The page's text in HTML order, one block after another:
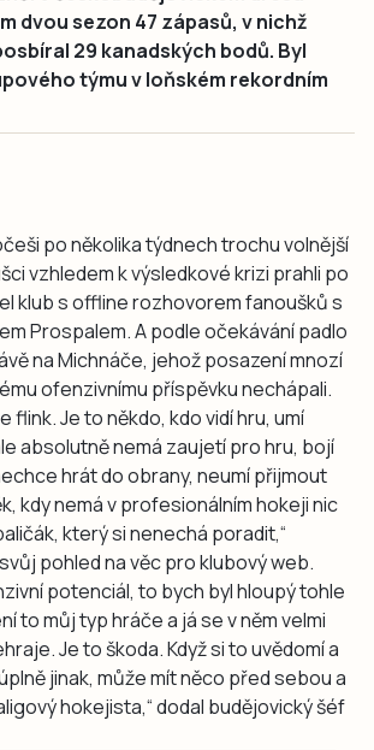
dvou sezon 47 zápasů, v nichž
29 kanadských bodů. Byl
týmu v loňském rekordním
po několika týdnech trochu volnější
vzhledem k výsledkové krizi prahli po
klub s offline rozhovorem fanoušků s
Prospalem. A podle očekávání padlo
na Michnáče, jehož posazení mnozí
ofenzivnímu příspěvku nechápali.
flink. Je to někdo, kdo vidí hru, umí
absolutně nemá zaujetí pro hru, bojí
hrát do obrany, neumí přijmout
kdy nemá v profesionálním hokeji nic
který si nenechá poradit,“
pohled na věc pro klubový web.
potenciál, to bych byl hloupý tohle
to můj typ hráče a já se v něm velmi
Je to škoda. Když si to uvědomí a
jinak, může mít něco před sebou a
hokejista,“ dodal budějovický šéf